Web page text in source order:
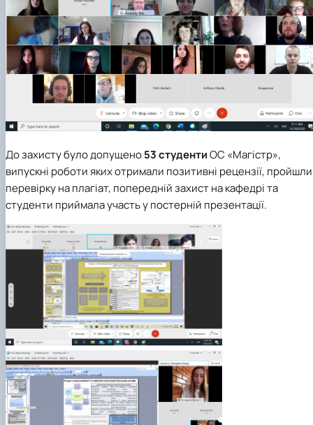
До захисту було допущено53 студентиОС «Магістр»,
випускні роботи яких отримали позитивні рецензії, пройшли
перевірку на плагіат, попередній захист на кафедрі та
студенти приймала участь у постерній презентації.